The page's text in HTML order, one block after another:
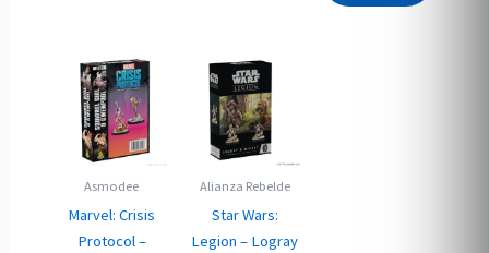
Asmodee
Marvel: Crisis
Protocol –
Alianza Rebelde
Star Wars:
Legion – Logray